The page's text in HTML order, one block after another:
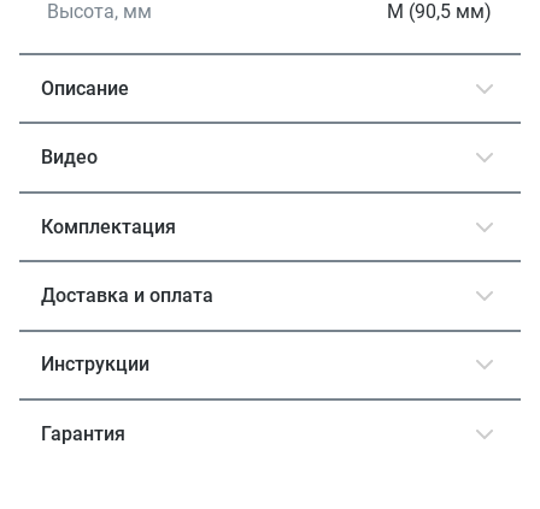
Высота, мм
M (90,5 мм)
Описание
Видео
Комплектация
Доставка и оплата
Инструкции
Гарантия